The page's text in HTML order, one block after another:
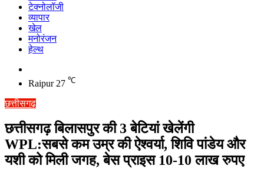
टेक्नोलॉजी
व्यापार
खेल
मनोरंजन
हेल्थ
skin
Raipur 27 ℃
छत्तीसगढ़
छत्तीसगढ़ बिलासपुर की 3 बेटियां खेलेंगी
WPL:सबसे कम उम्र की ऐश्वर्या, शिवि पांडेय और
यशी को मिली जगह, बेस प्राइस 10-10 लाख रुपए